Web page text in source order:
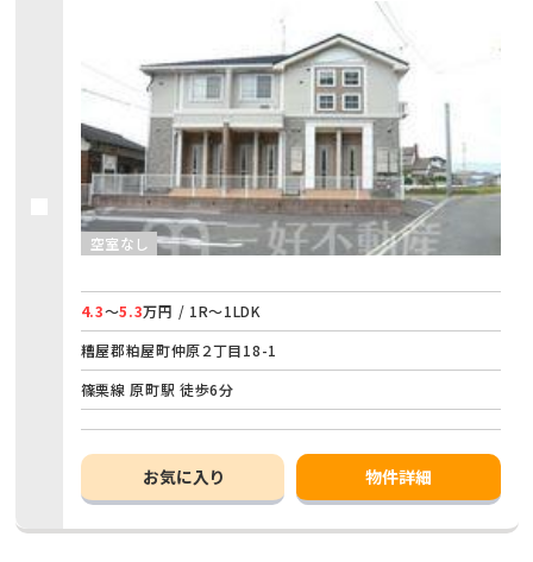
空室なし
4.3～5.3万円 / 1R～1LDK
糟屋郡粕屋町仲原２丁目18-1
篠栗線 原町駅 徒歩6分
お気に入り 物件詳細